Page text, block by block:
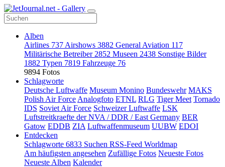
Alben
Airlines 737 Airshows 3882 General Aviation 117
Militärische Betreiber 2852 Museen 2438 Sonstige Bilder
1882 Typen 7819 Fahrzeuge 76
9894 Fotos
Schlagworte
Deutsche Luftwaffe Museum Monino Bundeswehr MAKS
Polish Air Force Analogfoto ETNL RLG Tiger Meet Tornado
IDS Soviet Air Force Schweizer Luftwaffe LSK
Luftstreitkraefte der NVA / DDR / East Germany BER
Gatow EDDB ZIA Luftwaffenmuseum UUBW EDOI
Entdecken
Schlagworte 6833 Suchen RSS-Feed Worldmap
Am häufigsten angesehen Zufällige Fotos Neueste Fotos
Neueste Alben Kalender